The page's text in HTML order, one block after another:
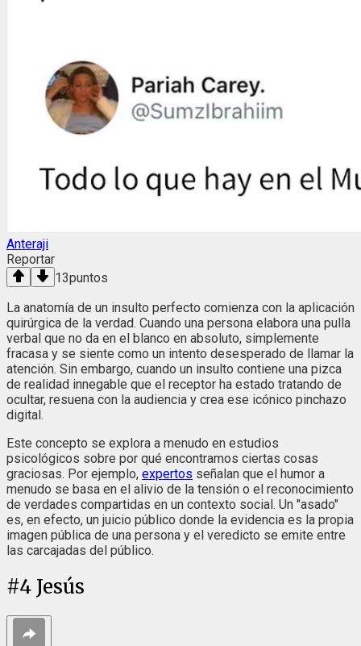
Anteraji
Reportar
13puntos
La anatomía de un insulto perfecto comienza con la aplicación
quirúrgica de la verdad. Cuando una persona elabora una pulla
verbal que no da en el blanco en absoluto, simplemente
fracasa y se siente como un intento desesperado de llamar la
atención. Sin embargo, cuando un insulto contiene una pizca
de realidad innegable que el receptor ha estado tratando de
ocultar, resuena con la audiencia y crea ese icónico pinchazo
digital.
Este concepto se explora a menudo en estudios
psicológicos sobre por qué encontramos ciertas cosas
graciosas. Por ejemplo, expertos señalan que el humor a
menudo se basa en el alivio de la tensión o el reconocimiento
de verdades compartidas en un contexto social. Un "asado"
es, en efecto, un juicio público donde la evidencia es la propia
imagen pública de una persona y el veredicto se emite entre
las carcajadas del público.
#4 Jesús